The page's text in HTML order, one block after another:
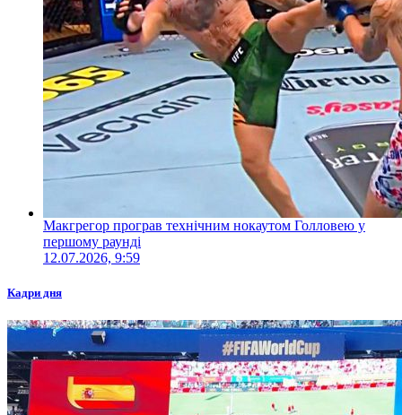
Макгрегор програв технічним нокаутом Голловею у
першому раунді
12.07.2026, 9:59
Кадри дня